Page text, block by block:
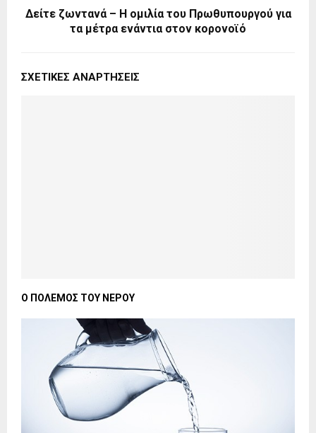
Δείτε ζωντανά – Η ομιλία του Πρωθυπουργού για
τα μέτρα ενάντια στον κορονοϊό
ΣΧΕΤΙΚΈΣ ΑΝΑΡΤΉΣΕΙΣ
Ο ΠΟΛΕΜΟΣ ΤΟΥ ΝΕΡΟΥ